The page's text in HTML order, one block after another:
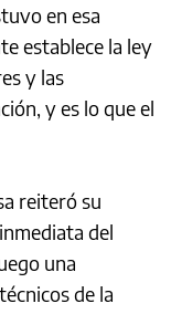
en esa
establece la ley
y las
y es lo que el
reiteró su
del
una
de la